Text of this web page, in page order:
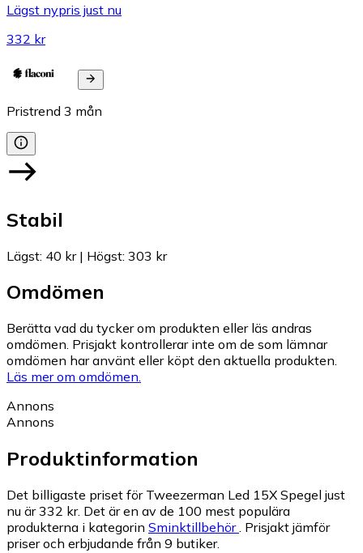
Lägst nypris just nu
332 kr
Pristrend 3 mån
Stabil
Lägst: 40 kr| Högst: 303 kr
Omdömen
Berätta vad du tycker om produkten eller läs andras
omdömen. Prisjakt kontrollerar inte om de som lämnar
omdömen har använt eller köpt den aktuella produkten.
Läs mer om omdömen.
Annons
Annons
Produktinformation
Det billigaste priset för Tweezerman Led 15X Spegel just
nu är 332 kr. Det är en av de 100 mest populära
produkterna i kategorin Sminktillbehör. Prisjakt jämför
priser och erbjudande från 9 butiker.